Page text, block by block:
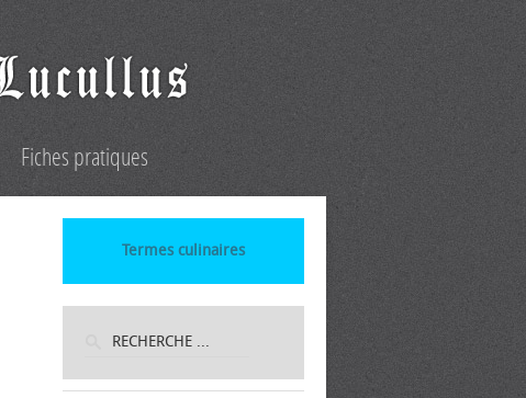
Fiches pratiques
Termes culinaires